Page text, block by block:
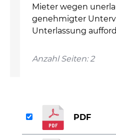
Mieter wegen
genehmigter
Unterlassung
Anzahl Seiten: 2
PDF